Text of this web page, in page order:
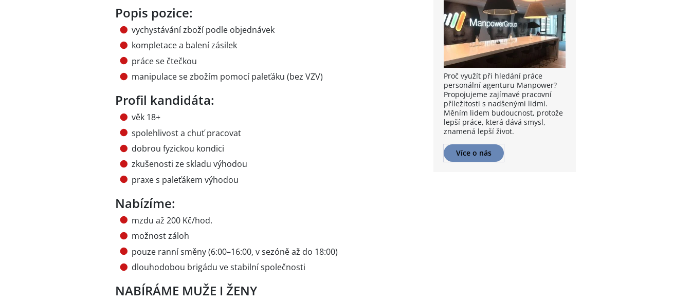
Proč využít při hledání práce
personální agenturu Manpower?
Propojujeme zajímavé pracovní
příležitosti s nadšenými lidmi.
Měním lidem budoucnost, protože
lepší práce, která dává smysl,
znamená lepší život.
Více o nás
Popis pozice:
vychystávání zboží podle objednávek
kompletace a balení zásilek
práce se čtečkou
manipulace se zbožím pomocí paleťáku (bez VZV)
Profil kandidáta:
věk 18+
spolehlivost a chuť pracovat
dobrou fyzickou kondici
zkušenosti ze skladu výhodou
praxe s paleťákem výhodou
Nabízíme:
mzdu až 200 Kč/hod.
možnost záloh
pouze ranní směny (6:00–16:00, v sezóně až do 18:00)
dlouhodobou brigádu ve stabilní společnosti
NABÍRÁME MUŽE I ŽENY